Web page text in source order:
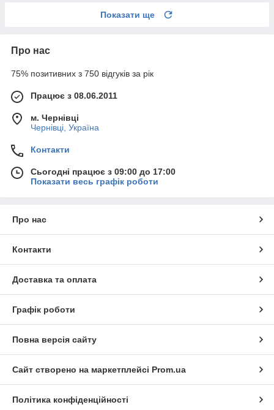
Показати ще
Про нас
75% позитивних з 750 відгуків за рік
Працює з 08.06.2011
м. Чернівці
Чернівці, Україна
Контакти
Сьогодні працює з 09:00 до 17:00
Показати весь графік роботи
Про нас
Контакти
Доставка та оплата
Графік роботи
Повна версія сайту
Сайт створено на маркетплейсі Prom.ua
Політика конфіденційності